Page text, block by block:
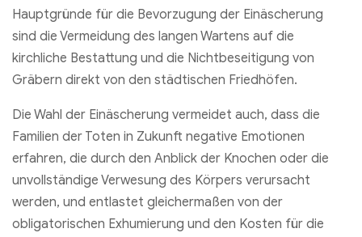
Hauptgründe für die Bevorzugung der Einäscherung
sind die Vermeidung des langen Wartens auf die
kirchliche Bestattung und die Nichtbeseitigung von
Gräbern direkt von den städtischen Friedhöfen.
Die Wahl der Einäscherung vermeidet auch, dass die
Familien der Toten in Zukunft negative Emotionen
erfahren, die durch den Anblick der Knochen oder die
unvollständige Verwesung des Körpers verursacht
werden, und entlastet gleichermaßen von der
obligatorischen Exhumierung und den Kosten für die